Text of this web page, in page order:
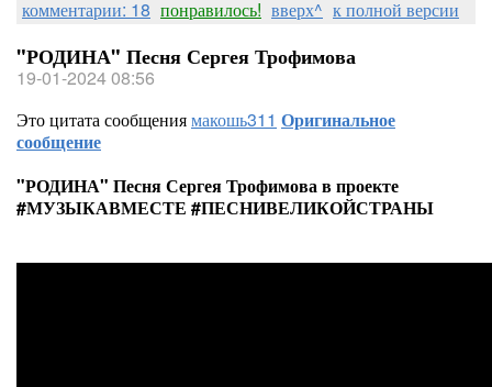
комментарии: 18 понравилось! вверх^ к полной версии
"РОДИНА" Песня Сергея Трофимова
19-01-2024 08:56
Это цитата сообщениямакошь311 Оригинальное
сообщение
"РОДИНА" Песня Сергея Трофимова в проекте
#МУЗЫКАВМЕСТЕ #ПЕСНИВЕЛИКОЙСТРАНЫ